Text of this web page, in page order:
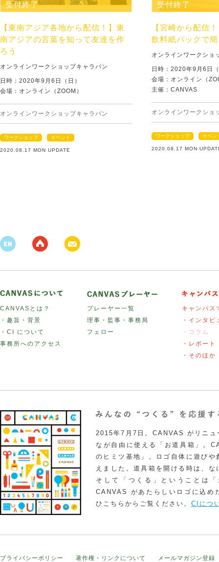
受付終了
【東南アジア各地から配信！】東
南アジアの言葉を知って友達を作
ろう
オンラインワークショップキャラバン
日時：2020年9月6日（日）
会場：オンライン（ZOOM）
オンラインワークショップキャラバン
ワークショップ イベント
2020.08.17 MON UPDATE
受付終了
【宮崎から配信
飲料紙パックで
オンラインワークショ
日時：2020年9月6日
会場：オンライン（
主催：CANVAS
オンラインワークショ
ワークショップ イベン
2020.08.17 MON
CANVASとは？
・趣旨・背景
・CI について
事務所へのアクセス
プレーヤー一覧
理事・監事・事務局
フェロー
キャンバス
・インタビ
・コラム
・レポート
・そのほか
2015年7月7日。CANVAS がリニュ
なが自由に使える「お道具箱」。
のヒミツ基地」。ロゴ自体に遊び
えました。道具箱を開ける時は、
そして「つくる」ということは
CANVAS があたらしいロゴに込め
ひこちらからご覧ください。 CIにつ
プライバシーポリシー 著作権・リンクについて メールマガジン登録